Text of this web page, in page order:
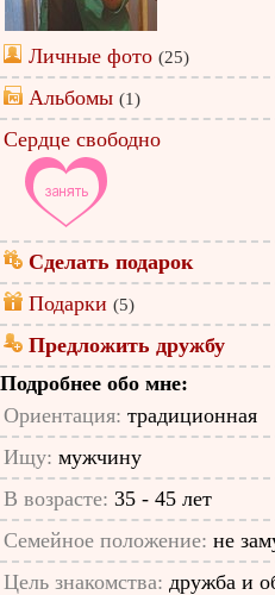
Личные фото (25)
Альбомы (1)
Сердце свободно
Сделать подарок
Подарки (5)
Предложить дружбу
Подробнее обо мне:
Ориентация: традиционная
Ищу: мужчину
В возрасте: 35 - 45 лет
Семейное положение: не
Цель знакомства: дружба и